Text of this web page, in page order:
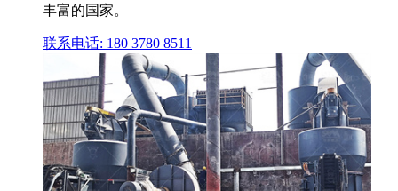
丰富的国家。
联系电话: 180 3780 8511